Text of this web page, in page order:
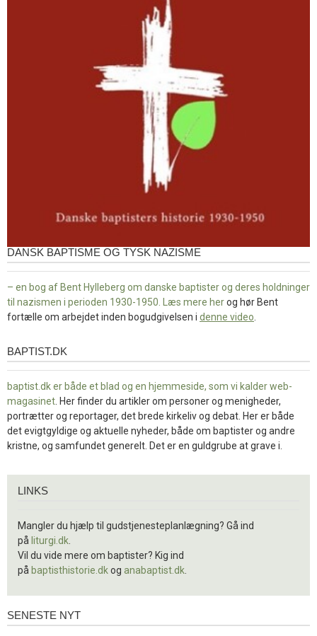
DANSK BAPTISME OG TYSK NAZISME
– en bog af Bent Hylleberg om danske baptister og deres holdninger
til nazismen i perioden 1930-1950. Læs mere herog hør Bent
fortælle om arbejdet inden bogudgivelsen i denne video
baptist.dk
BAPTIST.DK
baptist.dk er både et blad og en hjemmeside, som vi kalder web-
magasinet . Her finder du artikler om personer og menigheder,
portrætter og reportager, det brede kirkeliv og debat. Her er både
det evigtgyldige og aktuelle nyheder, både om baptister og andre
kristne, og samfundet generelt. Det er en guldgrube at grave i.
LINKS
Mangler du hjælp til gudstjenesteplanlægning? Gå ind
på liturgi.dk
Vil du vide mere om baptister? Kig ind
på baptisthistorie.dkog anabaptist.dk
Seneste
SENESTE NYT